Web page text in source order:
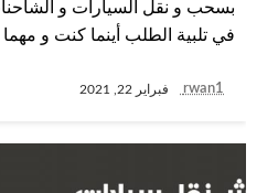
بسحب و نقل السيارات و
في تلبية الطلب أينما كنت و
rwan1 فبراير 22, 2021